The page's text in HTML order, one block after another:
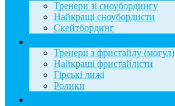
Тренери зі сноубордингу
Найкращі сноубордисти
Скейтбординг
Тренери з фристайлу (могул)
Найкращі фристайлісти
Гірські лижі
Ролики